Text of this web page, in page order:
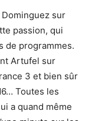
Dominguez sur
passion, qui
de programmes.
Artufel sur
3 et bien sûr
Toutes les
a quand même